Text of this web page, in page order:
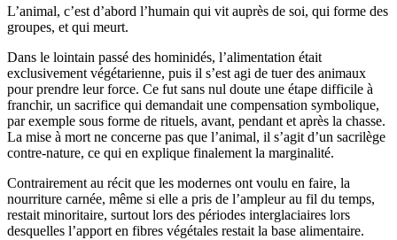
L’animal, c’est d’abord l’humain qui vit auprès de soi, qui forme des
groupes, et qui meurt.
Dans le lointain passé des hominidés, l’alimentation était
exclusivement végétarienne, puis il s’est agi de tuer des animaux
pour prendre leur force. Ce fut sans nul doute une étape difficile à
franchir, un sacrifice qui demandait une compensation symbolique,
par exemple sous forme de rituels, avant, pendant et après la chasse.
La mise à mort ne concerne pas que l’animal, il s’agit d’un sacrilège
contre-nature, ce qui en explique finalement la marginalité.
Contrairement au récit que les modernes ont voulu en faire, la
nourriture carnée, même si elle a pris de l’ampleur au fil du temps,
restait minoritaire, surtout lors des périodes interglaciaires lors
desquelles l’apport en fibres végétales restait la base alimentaire.